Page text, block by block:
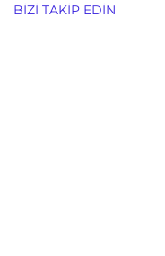
BIZI TAKIP EDIN